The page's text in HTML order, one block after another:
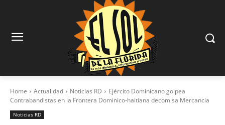
Home Actualidad Noticias RD
Ejército Dominicano golpea
Contrabandistas en la Frontera Dominico-haitiana decomisa Mercancia
Noticias RD